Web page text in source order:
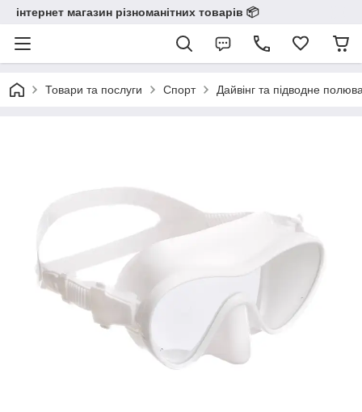
інтернет магазин різноманітних товарів 📦️️️️️️
Товари та послуги Спорт Дайвінг та підводне